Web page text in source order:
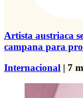
Artista austriaca
campana para
Internacional | 7